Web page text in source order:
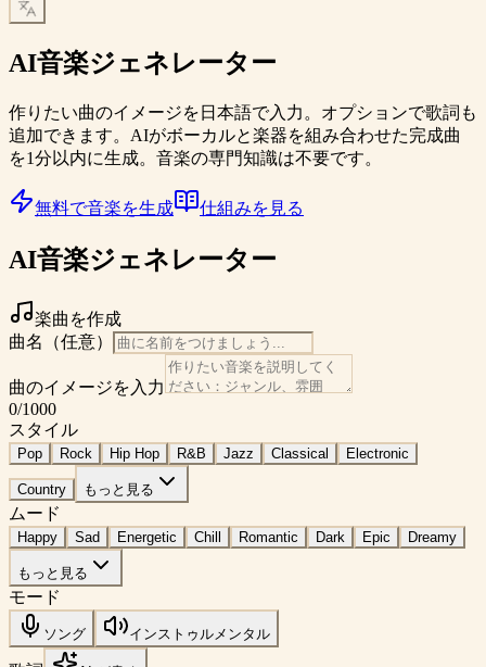
AI音楽ジェネレーター
作りたい曲のイメージを日本語で入力。オプションで歌詞も
追加できます。AIがボーカルと楽器を組み合わせた完成曲
を1分以内に生成。音楽の専門知識は不要です。
無料で音楽を生成 仕組みを見る
AI音楽ジェネレーター
楽曲を作成
曲名（任意）
曲のイメージを入力
0/1000
スタイル
Pop Rock Hip Hop R&B Jazz Classical Electronic
Country もっと見る
ムード
Happy Sad Energetic Chill Romantic Dark Epic Dreamy
もっと見る
モード
ソング インストゥルメンタル